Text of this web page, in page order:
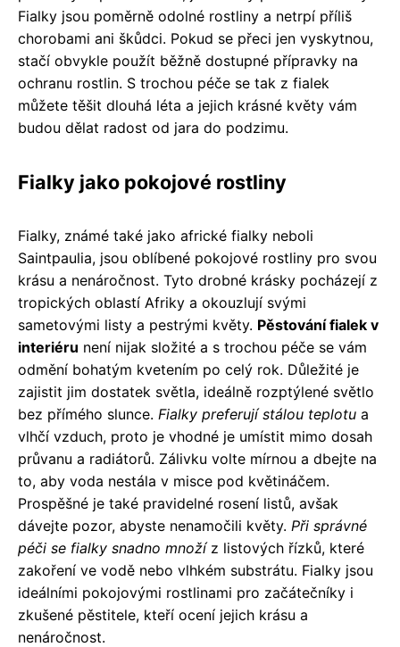
Fialky jsou poměrně odolné rostliny a netrpí příliš
chorobami ani škůdci. Pokud se přeci jen vyskytnou,
stačí obvykle použít běžně dostupné přípravky na
ochranu rostlin. S trochou péče se tak z fialek
můžete těšit dlouhá léta a jejich krásné květy vám
budou dělat radost od jara do podzimu.
Fialky jako pokojové rostliny
Fialky, známé také jako africké fialky neboli
Saintpaulia, jsou oblíbené pokojové rostliny pro svou
krásu a nenáročnost. Tyto drobné krásky pocházejí z
tropických oblastí Afriky a okouzlují svými
sametovými listy a pestrými květy. Pěstování fialek v
interiéru není nijak složité a s trochou péče se vám
odmění bohatým kvetením po celý rok. Důležité je
zajistit jim dostatek světla, ideálně rozptýlené světlo
bez přímého slunce. Fialky preferují stálou teplotu a
vlhčí vzduch, proto je vhodné je umístit mimo dosah
průvanu a radiátorů. Zálivku volte mírnou a dbejte na
to, aby voda nestála v misce pod květináčem.
Prospěšné je také pravidelné rosení listů, avšak
dávejte pozor, abyste nenamočili květy. Při správné
péči se fialky snadno množíz listových řízků, které
zakoření ve vodě nebo vlhkém substrátu. Fialky jsou
ideálními pokojovými rostlinami pro začátečníky i
zkušené pěstitele, kteří ocení jejich krásu a
nenáročnost.